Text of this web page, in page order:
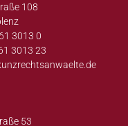
108
3013 0
3013 23
53